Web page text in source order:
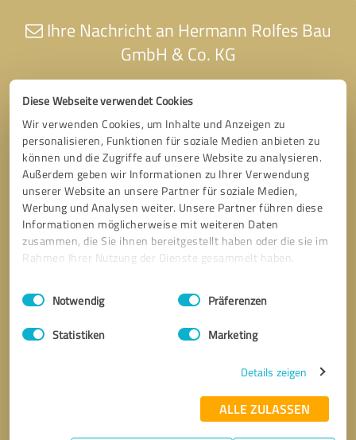
Diese Webseite verwendet Cookies
Wir verwenden Cookies, um Inhalte und Anzeigen zu
personalisieren, Funktionen für soziale Medien anbieten zu
können und die Zugriffe auf unsere Website zu analysieren.
Außerdem geben wir Informationen zu Ihrer Verwendung
unserer Website an unsere Partner für soziale Medien,
Werbung und Analysen weiter. Unsere Partner führen diese
Informationen möglicherweise mit weiteren Daten
zusammen, die Sie ihnen bereitgestellt haben oder die sie im
Rahmen Ihrer Nutzung der Dienste gesammelt haben.
Impressum Datenschutzbestimmungen
Einwilligungsauswahl
Notwendig Präferenzen
Statistiken Marketing
Details zeigen
ALLE ZULASSEN
Ihre Nachricht an Hermann Rolfes Bau
GmbH & Co. KG
* Erforderliche Angaben